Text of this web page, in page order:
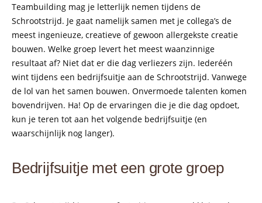
Teambuilding mag je letterlijk nemen tijdens de
Schrootstrijd. Je gaat namelijk samen met je collega’s de
meest ingenieuze, creatieve of gewoon allergekste creatie
bouwen. Welke groep levert het meest waanzinnige
resultaat af? Niet dat er die dag verliezers zijn. Iederéén
wint tijdens een bedrijfsuitje aan de Schrootstrijd. Vanwege
de lol van het samen bouwen. Onvermoede talenten komen
bovendrijven. Ha! Op de ervaringen die je die dag opdoet,
kun je teren tot aan het volgende bedrijfsuitje (en
waarschijnlijk nog langer).
Bedrijfsuitje met een grote groep